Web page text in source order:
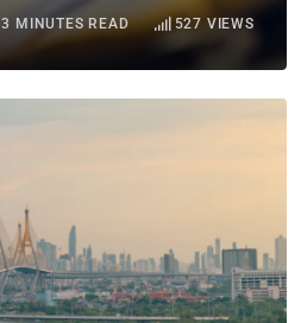
3 MINUTES READ 527 VIEWS